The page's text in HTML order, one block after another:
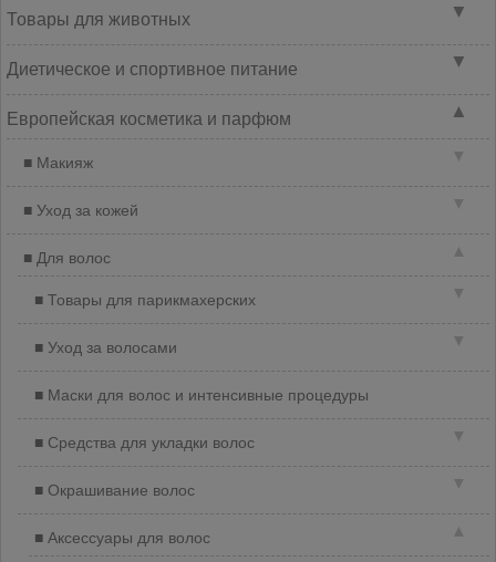
▼
Товары для животных
▼
Диетическое и спортивное питание
▲
Европейская косметика и парфюм
▼
Макияж
▼
Уход за кожей
▲
Для волос
▼
Товары для парикмахерских
▼
Уход за волосами
Маски для волос и интенсивные процедуры
▼
Средства для укладки волос
▼
Окрашивание волос
▲
Аксессуары для волос